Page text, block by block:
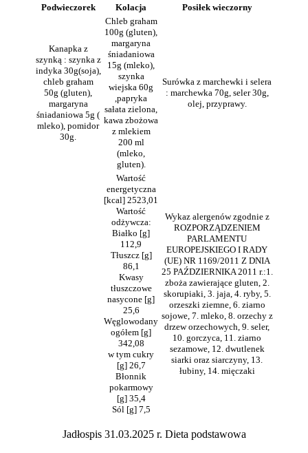
Podwieczorek
Kolacja Posiłek wieczorny
Kanapka z
szynką : szynka z
indyka 30g(soja),
chleb graham
50g (gluten),
margaryna
śniadaniowa 5g (
mleko), pomidor
30g.
Chleb graham
100g (gluten),
margaryna
śniadaniowa
15g (mleko),
szynka
wiejska 60g
,papryka
sałata zielona,
kawa zbożowa
z mlekiem
200 ml
(mleko,
gluten).
Surówka z marchewki i selera
: marchewka 70g, seler 30g,
olej, przyprawy.
Wartość
energetyczna
[kcal] 2523,01
Wartość
odżywcza:
Białko [g]
112,9
Tłuszcz [g]
86,1
Kwasy
tłuszczowe
nasycone [g]
25,6
Węglowodany
ogółem [g]
342,08
w tym cukry
[g] 26,7
Błonnik
pokarmowy
[g] 35,4
Sól [g] 7,5
Wykaz alergenów zgodnie z
ROZPORZĄDZENIEM
PARLAMENTU
EUROPEJSKIEGO I RADY
(UE) NR 1169/2011 Z DNIA
25 PAŹDZIERNIKA 2011 r.:1.
zboża zawierające gluten, 2.
skorupiaki, 3. jaja, 4. ryby, 5.
orzeszki ziemne, 6. ziarno
sojowe, 7. mleko, 8. orzechy z
drzew orzechowych, 9. seler,
10. gorczyca, 11. ziarno
sezamowe, 12. dwutlenek
siarki oraz siarczyny, 13.
łubiny, 14. mięczaki
Jadłospis 31.03.2025 r. Dieta podstawowa